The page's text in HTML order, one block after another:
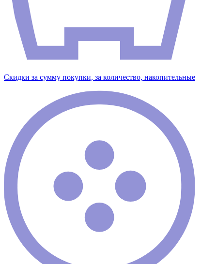
Скидки за сумму покупки, за количество, накопительные